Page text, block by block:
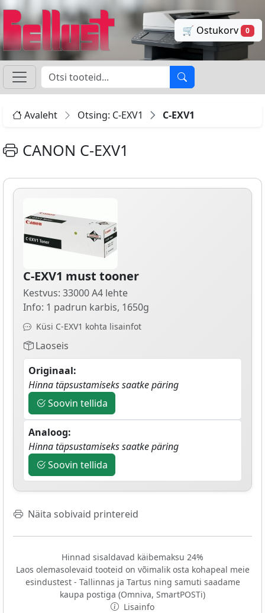
🛒 Ostukorv 0
Avaleht Otsing: C-EXV1 C-EXV1
CANON C-EXV1
C-EXV1 must tooner
Kestvus: 33000 A4 lehte
Info: 1 padrun karbis, 1650g
Küsi C-EXV1 kohta lisainfot
Laoseis
Originaal:
Hinna täpsustamiseks saatke päring
Soovin tellida
Analoog:
Hinna täpsustamiseks saatke päring
Soovin tellida
Näita sobivaid printereid
Hinnad sisaldavad käibemaksu 24%
Laos olemasolevaid tooteid on võimalik osta kohapeal meie
esindustest - Tallinnas ja Tartus ning samuti saadame
kaupa postiga (Omniva, SmartPOSTi)
Lisainfo